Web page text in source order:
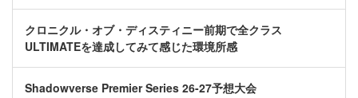
クロニクル・オブ・ディスティニー前期で全クラス
ULTIMATEを達成してみて感じた環境所感
Shadowverse Premier Series 26-27予想大会